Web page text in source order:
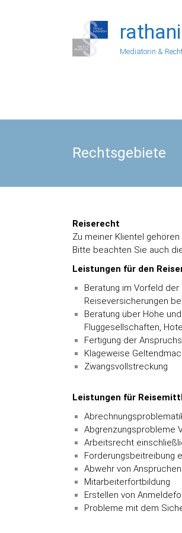
Mediatorin &
Rechtsgebiete
Reiserecht
Zu meiner Klientel
Bitte beachten Sie auch
Leistungen für den
Beratung im Vorfeld
Reiseversicherungen
Beratung über Höhe
Fluggesellschaften,
Fertigung der
Klageweise
Zwangsvollstreckung
Leistungen für
Abgrenzungsprobleme
Arbeitsrecht
Forderungsbeitreibung
Abwehr von Ansprüchen
Mitarbeiterfortbildung
Erstellen von
Probleme mit dem